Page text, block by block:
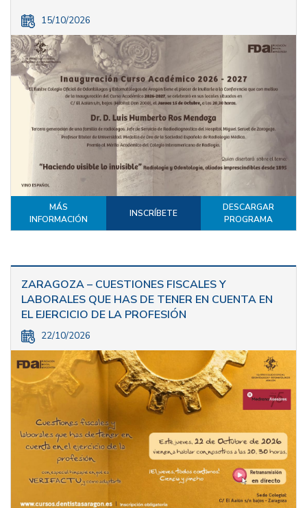
15/10/2026
MÁS
INFORMACIÓN
INSCRÍBETE
DESCARGAR
PROGRAMA
ZARAGOZA – CUESTIONES FISCALES Y
LABORALES QUE HAS DE TENER EN CUENTA EN
EL EJERCICIO DE LA PROFESIÓN
22/10/2026